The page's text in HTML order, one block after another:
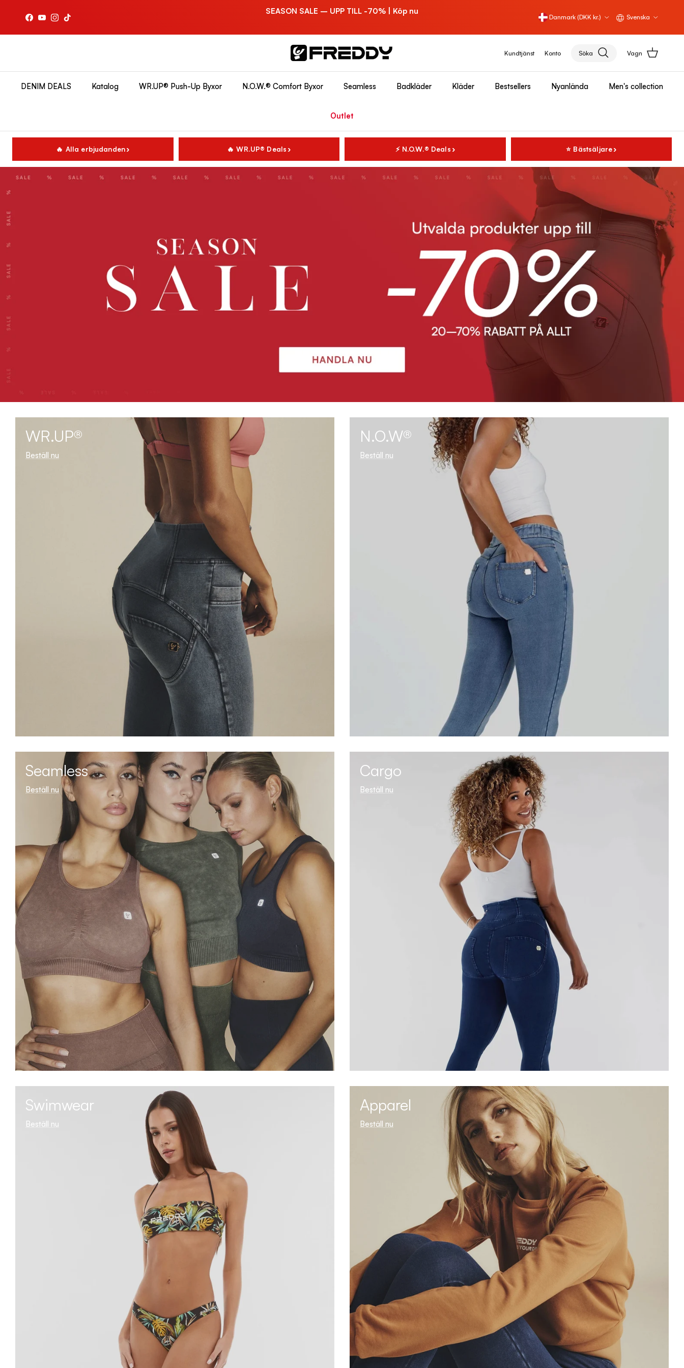
Facebook
YouTubeInstagram
TikTok
SEASON SALE – UPP TILL -70% | Köp nu Land/Region
Danmark (DKK kr.) Svenska
Kundtjänst Konto Söka Vagn
DENIM DEALS Katalog WR.UP® Push-Up Byxor N.O.W.® Comfort Byxor Seamless Badkläder Kläder Bestsellers Nyanlända Men's collection
Outlet
🔥 Alla erbjudanden 🔥 WR.UP® Deals ⚡ N.O.W.® Deals ⭐ Bästsäljare
WR.UP®
Beställ nu
N.O.W®
Beställ nu
Seamless
Beställ nu
Cargo
Beställ nu
Swimwear
Beställ nu
Apparel
Beställ nu